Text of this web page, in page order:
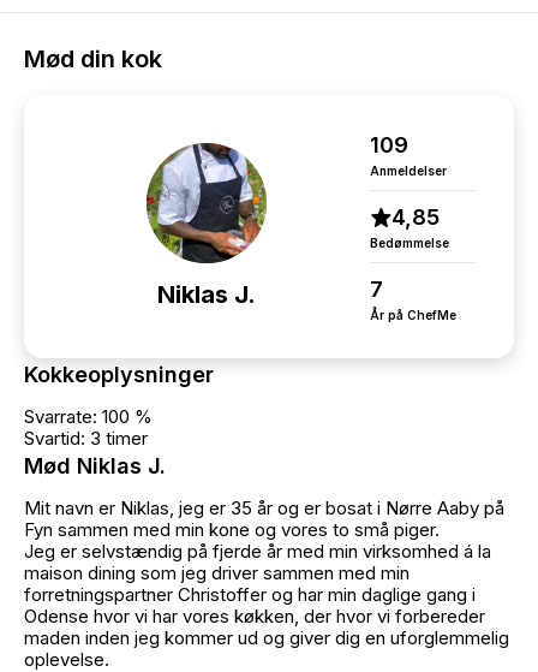
Mød din kok
Niklas J.
109
Anmeldelser
4,85
Bedømmelse
7
År på ChefMe
Kokkeoplysninger
Svarrate: 100 %
Svartid: 3 timer
Mød Niklas J.
Mit navn er Niklas, jeg er 35 år og er bosat i Nørre Aaby på
Fyn sammen med min kone og vores to små piger.
Jeg er selvstændig på fjerde år med min virksomhed á la
maison dining som jeg driver sammen med min
forretningspartner Christoffer og har min daglige gang i
Odense hvor vi har vores køkken, der hvor vi forbereder
maden inden jeg kommer ud og giver dig en uforglemmelig
oplevelse.